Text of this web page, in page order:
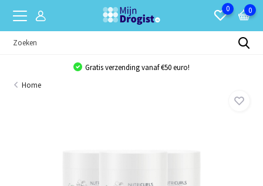
0 0
Gratis verzending vanaf €50 euro!
Home